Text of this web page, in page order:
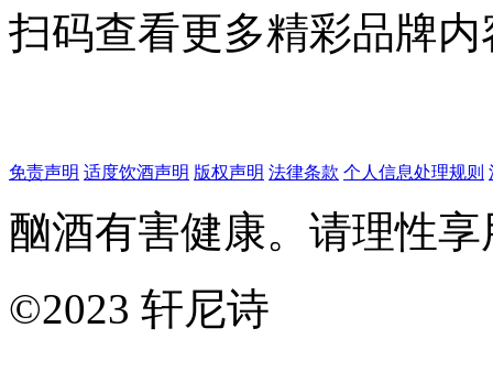
扫码查看更多精彩品牌内
免责声明 适度饮酒声明 版权声明 法律条款 个人信息处理规则
酗酒有害健康。请理性
©2023 轩尼诗